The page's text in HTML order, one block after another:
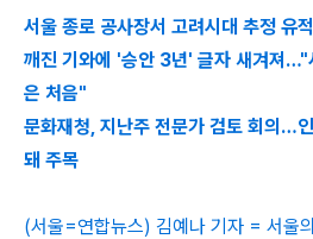
서울 종로 공사장서 고려시대 추정 유
깨진 기와에 '승안 3년' 글자 새겨져…"
은 처음"
문화재청, 지난주 전문가 검토 회의…
돼 주목
(서울=연합뉴스) 김예나 기자 = 서울